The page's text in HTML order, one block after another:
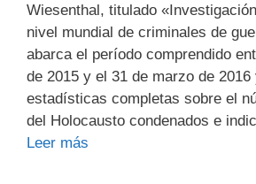
Wiesenthal, titulado
nivel mundial de criminales de
abarca el período comprendido
de 2015 y el 31 de marzo de
estadísticas completas sobre el
del Holocausto condenados e
Leer más